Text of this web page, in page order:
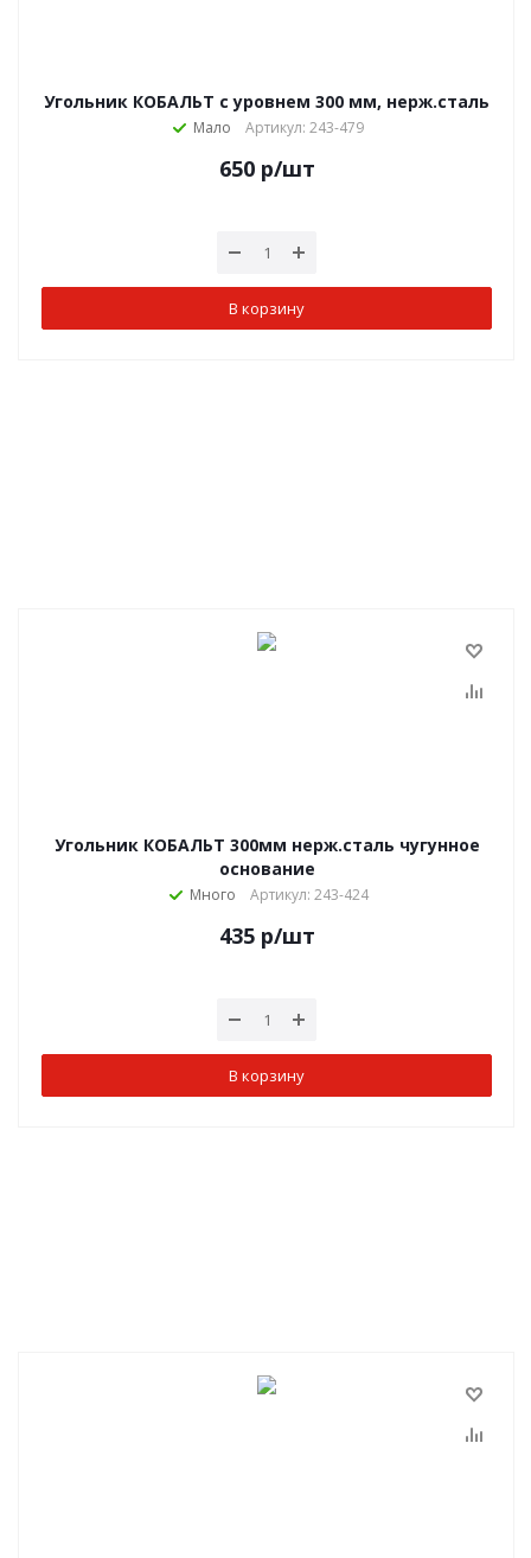
Угольник КОБАЛЬТ с уровнем 300 мм, нерж.сталь
Мало Артикул: 243-479
650р/шт
В корзину
Угольник КОБАЛЬТ 300мм нерж.сталь чугунное
основание
Много Артикул: 243-424
435р/шт
В корзину